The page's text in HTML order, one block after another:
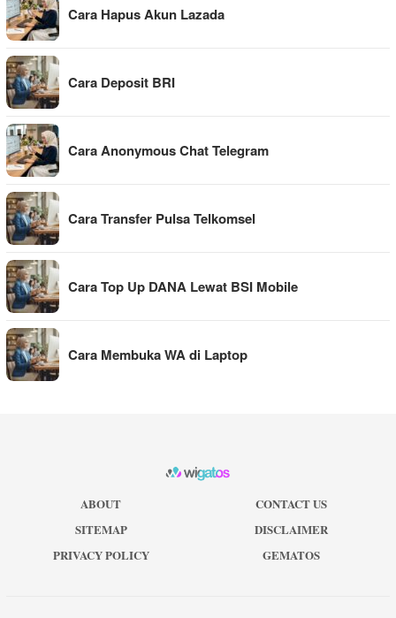
Cara Hapus Akun Lazada
Cara Deposit BRI
Cara Anonymous Chat Telegram
Cara Transfer Pulsa Telkomsel
Cara Top Up DANA Lewat BSI Mobile
Cara Membuka WA di Laptop
ABOUT
CONTACT US
SITEMAP
DISCLAIMER
PRIVACY POLICY
GEMATOS